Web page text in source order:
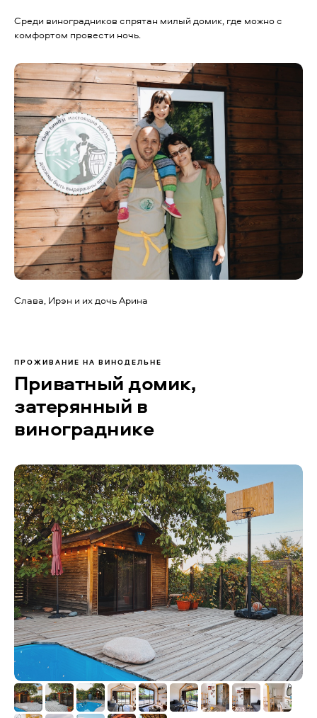
Среди виноградников спрятан милый домик, где можно с
комфортом провести ночь.
Слава, Ирэн и их дочь Арина
Приватный домик,
затерянный в
винограднике
ПРОЖИВАНИЕ НА ВИНОДЕЛЬНЕ